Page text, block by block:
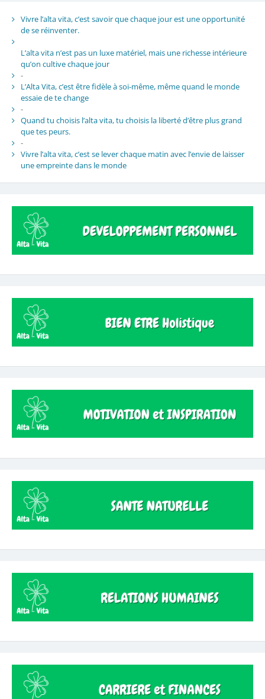
Vivre l’alta vita, c’est savoir que chaque jour est une opportunité
de se réinventer.
L’alta vita n’est pas un luxe matériel, mais une richesse intérieure
qu’on cultive chaque jour
-
L’Alta Vita, c’est être fidèle à soi-même, même quand le monde
essaie de te change
-
Quand tu choisis l’alta vita, tu choisis la liberté d’être plus grand
que tes peurs.
-
Vivre l’alta vita, c’est se lever chaque matin avec l’envie de laisser
une empreinte dans le monde